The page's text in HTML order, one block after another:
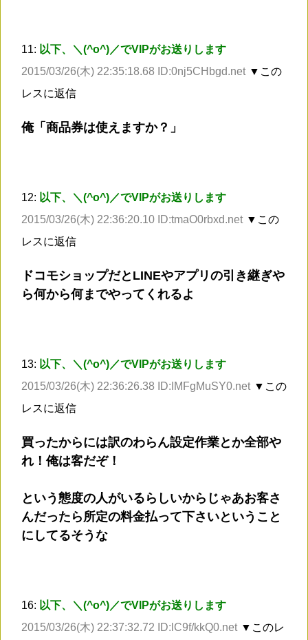
11: 以下、＼(^o^)／でVIPがお送りします
2015/03/26(木) 22:35:18.68 ID:0nj5CHbgd.net ▼この
レスに返信
俺「商品券は使えますか？」
12: 以下、＼(^o^)／でVIPがお送りします
2015/03/26(木) 22:36:20.10 ID:tmaO0rbxd.net ▼この
レスに返信
ドコモショップだとLINEやアプリの引き継ぎや
ら何から何までやってくれるよ
13: 以下、＼(^o^)／でVIPがお送りします
2015/03/26(木) 22:36:26.38 ID:IMFgMuSY0.net ▼この
レスに返信
買ったからには訳のわらん設定作業とか全部や
れ！俺は客だぞ！
という態度の人がいるらしいからじゃあお客さ
んだったら所定の料金払って下さいということ
にしてるそうな
16: 以下、＼(^o^)／でVIPがお送りします
2015/03/26(木) 22:37:32.72 ID:lC9f/kkQ0.net ▼このレ